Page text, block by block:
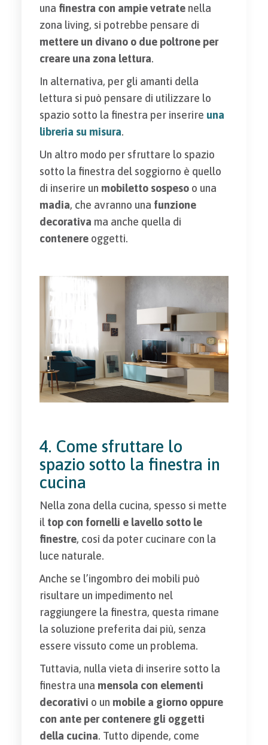
una finestra con ampie vetratenella
zona living, si potrebbe pensare di
mettere un divano o due poltrone per
creare una zona lettura.
In alternativa, per gli amanti della
lettura si può pensare di utilizzare lo
spazio sotto la finestra per inserire una
libreria su misura.
Un altro modo per sfruttare lo spazio
sotto la finestra del soggiorno è quello
di inserire un mobiletto sospeso o una
madia, che avranno una funzione
decorativa ma anche quella di
contenereoggetti.
4. Come sfruttare lo
spazio sotto la finestra in
cucina
Nella zona della cucina, spesso si mette
il top con fornelli e lavello sotto le
finestre, così da poter cucinare con la
luce naturale.
Anche se l’ingombro dei mobili può
risultare un impedimento nel
raggiungere la finestra, questa rimane
la soluzione preferita dai più, senza
essere vissuto come un problema.
Tuttavia, nulla vieta di inserire sotto la
finestra una mensola con elementi
decorativi o un mobile a giorno oppure
con ante per contenere gli oggetti
della cucina. Tutto dipende, come